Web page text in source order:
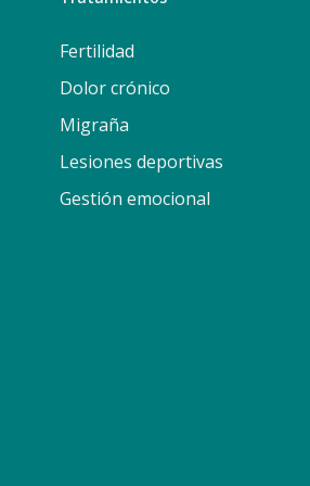
Fertilidad
Dolor crónico
Migraña
Lesiones deportivas
Gestión emocional